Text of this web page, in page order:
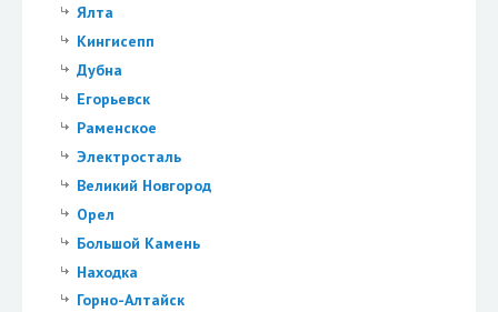
Ялта
Кингисепп
Дубна
Егорьевск
Раменское
Электросталь
Великий Новгород
Орел
Большой Камень
Находка
Горно-Алтайск